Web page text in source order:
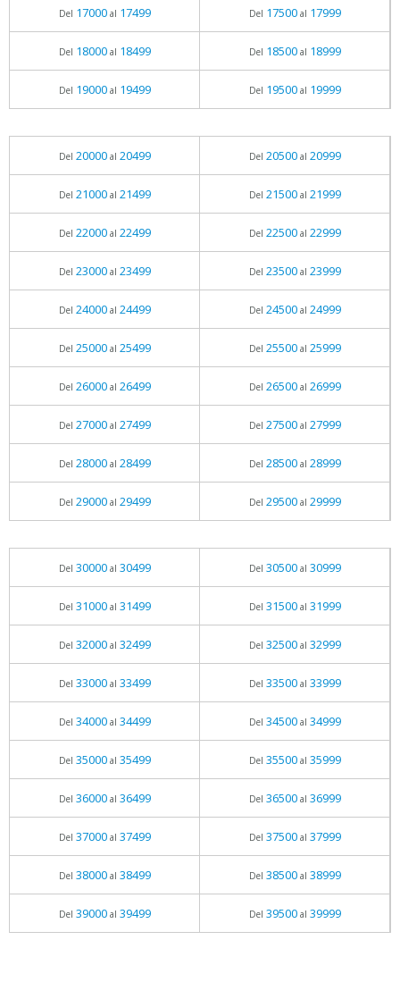
Del 17000al 17499 Del 17500al 17999
Del 18000al 18499 Del 18500al 18999
Del 19000al 19499 Del 19500al 19999
Del 20000al 20499 Del 20500al 20999
Del 21000al 21499 Del 21500al 21999
Del 22000al 22499 Del 22500al 22999
Del 23000al 23499 Del 23500al 23999
Del 24000al 24499 Del 24500al 24999
Del 25000al 25499 Del 25500al 25999
Del 26000al 26499 Del 26500al 26999
Del 27000al 27499 Del 27500al 27999
Del 28000al 28499 Del 28500al 28999
Del 29000al 29499 Del 29500al 29999
Del 30000al 30499 Del 30500al 30999
Del 31000al 31499 Del 31500al 31999
Del 32000al 32499 Del 32500al 32999
Del 33000al 33499 Del 33500al 33999
Del 34000al 34499 Del 34500al 34999
Del 35000al 35499 Del 35500al 35999
Del 36000al 36499 Del 36500al 36999
Del 37000al 37499 Del 37500al 37999
Del 38000al 38499 Del 38500al 38999
Del 39000al 39499 Del 39500al 39999